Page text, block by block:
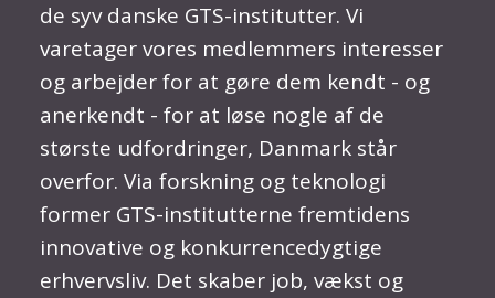
de syv danske GTS-institutter. Vi
varetager vores medlemmers interesser
og arbejder for at gøre dem kendt - og
anerkendt - for at løse nogle af de
største udfordringer, Danmark står
overfor. Via forskning og teknologi
former GTS-institutterne fremtidens
innovative og konkurrencedygtige
erhvervsliv. Det skaber job, vækst og